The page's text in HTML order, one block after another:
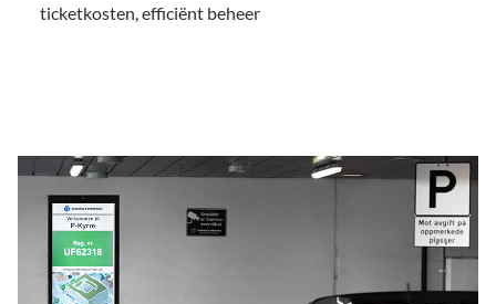
ticketkosten, efficiënt beheer